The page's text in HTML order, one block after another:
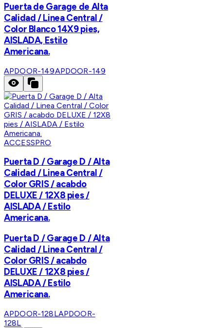
Puerta de Garage de Alta
Calidad / Linea Central /
Color Blanco 14X9 pies,
AISLADA, Estilo
Americana.
APDOOR-149APDOOR-149
ACCESSPRO
Puerta D / Garage D / Alta
Calidad / Linea Central /
Color GRIS / acabdo
DELUXE / 12X8 pies /
AISLADA / Estilo
Americana.
Puerta D / Garage D / Alta
Calidad / Linea Central /
Color GRIS / acabdo
DELUXE / 12X8 pies /
AISLADA / Estilo
Americana.
APDOOR-128LAPDOOR-
128L